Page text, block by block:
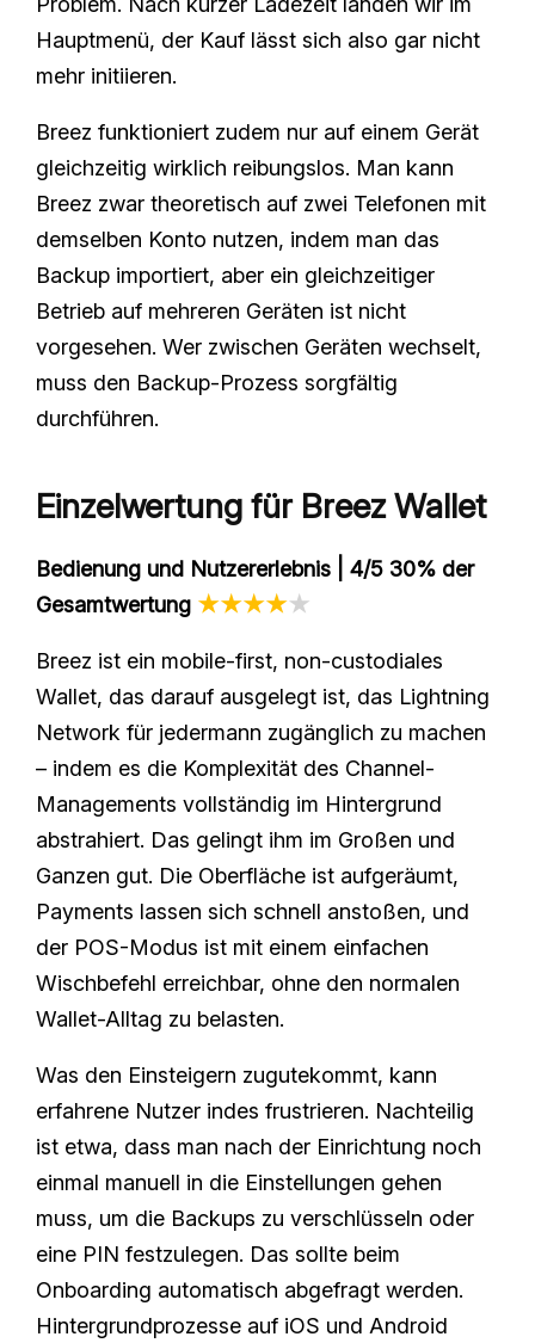
Hauptmenü, der Kauf lässt sich also gar nicht
mehr initiieren.
Breez funktioniert zudem nur auf einem Gerät
gleichzeitig wirklich reibungslos. Man kann
Breez zwar theoretisch auf zwei Telefonen mit
demselben Konto nutzen, indem man das
Backup importiert, aber ein gleichzeitiger
Betrieb auf mehreren Geräten ist nicht
vorgesehen. Wer zwischen Geräten wechselt,
muss den Backup-Prozess sorgfältig
durchführen.
Einzelwertung für Breez Wallet
Bedienung und Nutzererlebnis | 4/5 30% der
Gesamtwertung ★★★★★
Breez ist ein mobile-first, non-custodiales
Wallet, das darauf ausgelegt ist, das Lightning
Network für jedermann zugänglich zu machen
– indem es die Komplexität des Channel-
Managements vollständig im Hintergrund
abstrahiert. Das gelingt ihm im Großen und
Ganzen gut. Die Oberfläche ist aufgeräumt,
Payments lassen sich schnell anstoßen, und
der POS-Modus ist mit einem einfachen
Wischbefehl erreichbar, ohne den normalen
Wallet-Alltag zu belasten.
Was den Einsteigern zugutekommt, kann
erfahrene Nutzer indes frustrieren. Nachteilig
ist etwa, dass man nach der Einrichtung noch
einmal manuell in die Einstellungen gehen
muss, um die Backups zu verschlüsseln oder
eine PIN festzulegen. Das sollte beim
Onboarding automatisch abgefragt werden.
Hintergrundprozesse auf iOS und Android